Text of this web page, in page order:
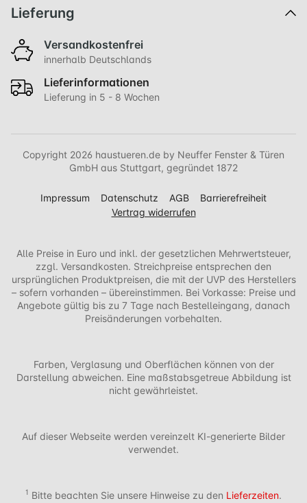
Copyright 2026 haustueren.de by Neuffer Fenster & Türen
GmbH aus Stuttgart, gegründet 1872
Lieferung
Versandkostenfrei
innerhalb Deutschlands
Lieferinformationen
Lieferung in 5 - 8 Wochen
Impressum Datenschutz AGB
Barrierefreiheit
Vertrag widerrufen
Alle Preise in Euro und inkl. der gesetzlichen Mehrwertsteuer,
zzgl. Versandkosten. Streichpreise entsprechen den
ursprünglichen Produktpreisen, die mit der UVP des Herstellers
– sofern vorhanden – übereinstimmen. Bei Vorkasse: Preise und
Angebote gültig bis zu 7 Tage nach Bestelleingang, danach
Preisänderungen vorbehalten.
Farben, Verglasung und Oberflächen können von der
Darstellung abweichen. Eine maßstabsgetreue Abbildung ist
nicht gewährleistet.
Auf dieser Webseite werden vereinzelt KI-generierte Bilder
verwendet.
1 Bitte beachten Sie unsere Hinweise zu den Lieferzeiten.